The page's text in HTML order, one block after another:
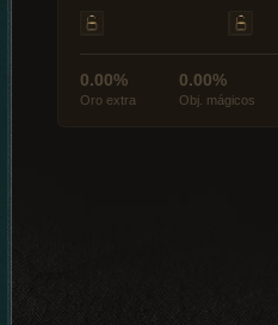
0.00%
Oro extra
0.00%
Obj. mágicos